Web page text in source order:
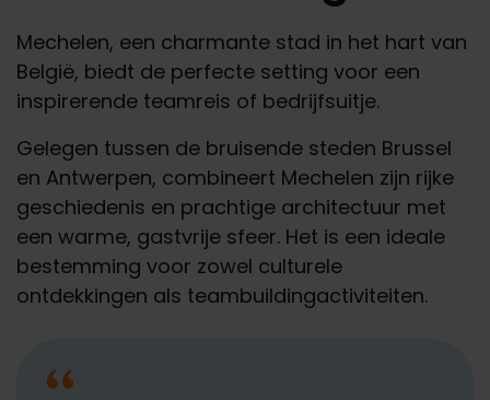
Mechelen, een charmante stad in het hart van
België, biedt de perfecte setting voor een
inspirerende teamreis of bedrijfsuitje.
Gelegen tussen de bruisende steden Brussel
en Antwerpen, combineert Mechelen zijn rijke
geschiedenis en prachtige architectuur met
een warme, gastvrije sfeer. Het is een ideale
bestemming voor zowel culturele
ontdekkingen als teambuildingactiviteiten.